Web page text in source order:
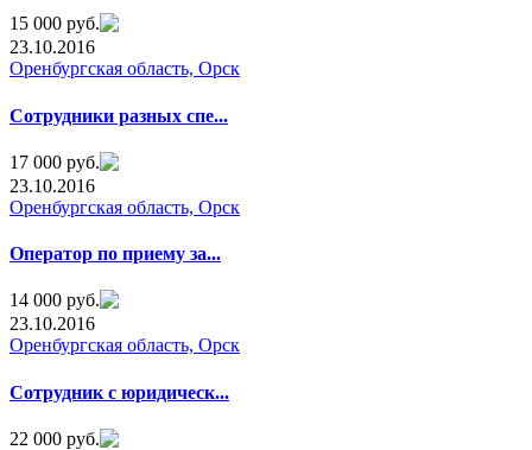
15 000 руб.
23.10.2016
Оренбургская область, Орск
Сотрудники разных спе...
17 000 руб.
23.10.2016
Оренбургская область, Орск
Оператор по приему за...
14 000 руб.
23.10.2016
Оренбургская область, Орск
Сотрудник с юридическ...
22 000 руб.